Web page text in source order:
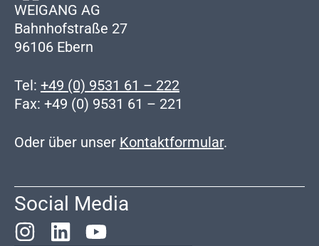
WEIGANG AG
Bahnhofstraße 27
96106 Ebern
Tel: +49 (0) 9531 61 – 222
Fax: +49 (0) 9531 61 – 221
Oder über unser Kontaktformular.
Social Media